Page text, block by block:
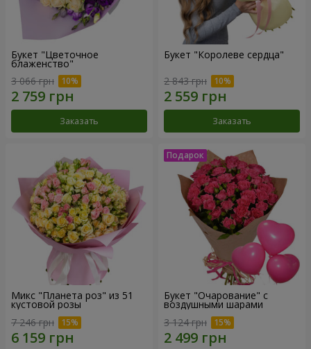
Букет "Цветочное
блаженство"
3 066 грн
Заказать
Букет "Королеве сердца"
2 843 грн
Заказать
Микс "Планета роз" из 51
кустовой розы
7 246 грн
Букет "Очарование" с
воздушными шарами
3 124 грн